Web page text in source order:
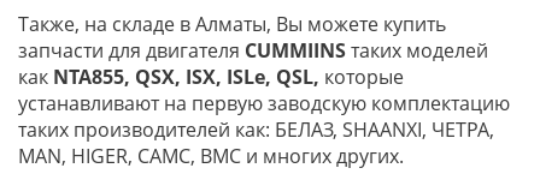
Также, на складе в Алматы, Вы можете купить
запчасти для двигателя CUMMIINSтаких моделей
как NTA855, QSX, ISX, ISLe, QSL, которые
устанавливают на первую заводскую комплектацию
таких производителей как: БЕЛАЗ, SHAANXI, ЧЕТРА,
MAN, HIGER, CAMC, BMC и многих других.